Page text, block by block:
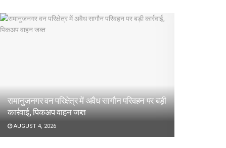
रामानुजनगर वन परिक्षेत्र में अवैध सागौन परिवहन पर बड़ी
कार्रवाई, पिकअप वाहन जब्त
AUGUST 4, 2026